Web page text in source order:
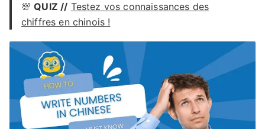
💯QUIZ // Testez vos connaissances des
chiffres en chinois !